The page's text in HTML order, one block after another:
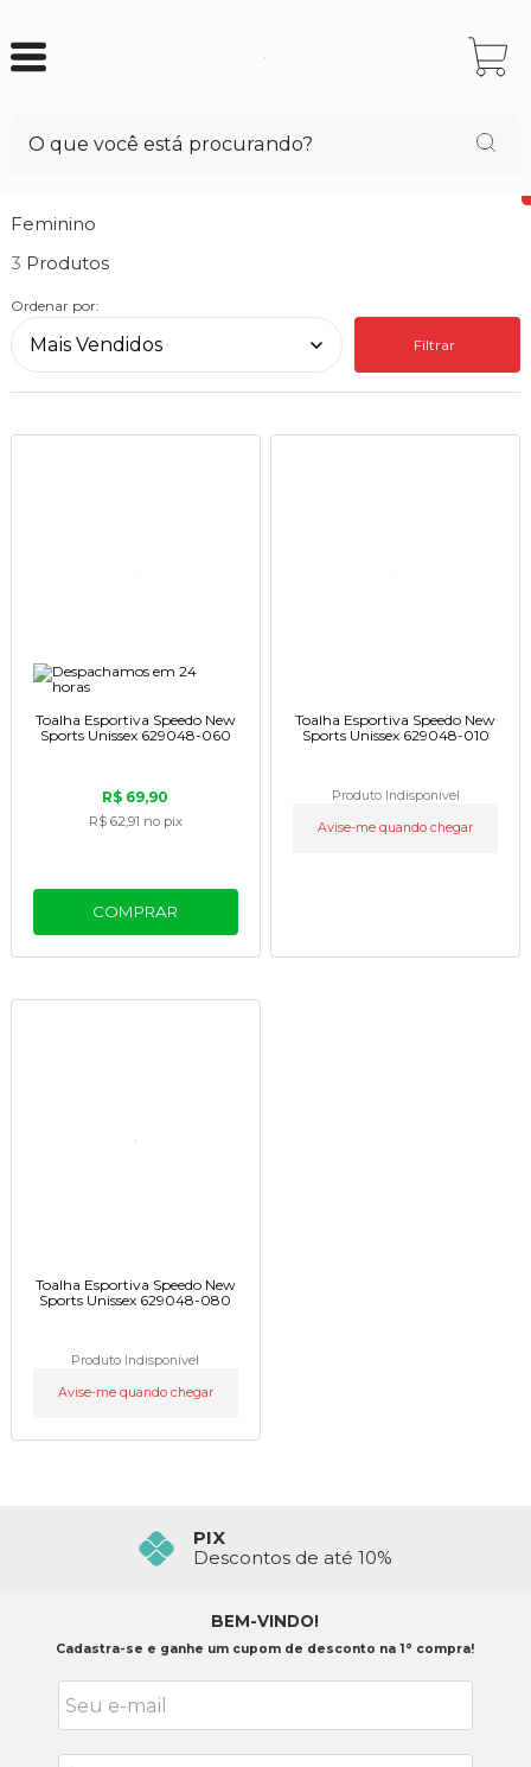
Feminino
3
Ordenar por:
Filtrar
Toalha Esportiva Speedo New
Sports Unissex 629048-060
R$ 69,90
R$ 62,91 no pix
COMPRAR
Toalha Esportiva Speedo New
Sports Unissex 629048-010
Produto Indisponível
Avise-me quando chegar
Toalha Esportiva Speedo New
Sports Unissex 629048-080
Produto Indisponível
Avise-me quando chegar
PIX
Descontos de até 10%
BEM-VINDO!
Cadastra-se e ganhe um cupom de desconto na 1° compra!